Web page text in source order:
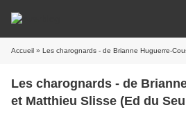
Accueil » Les charognards - de Brianne Huguerre-Cousin
Les charognards - de
et Matthieu Slisse (Ed du